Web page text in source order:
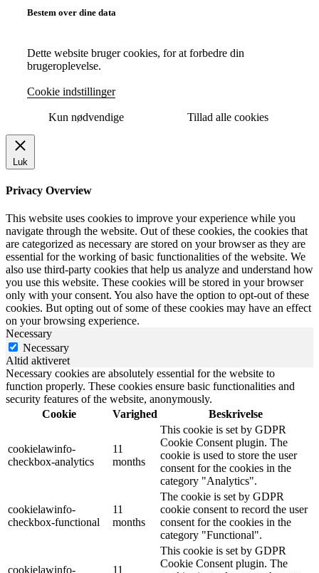
Bestem over dine data
Dette website bruger cookies, for at forbedre din
brugeroplevelse.
Cookie indstillinger
Kun nødvendige Tillad alle cookies
Luk
Privacy Overview
This website uses cookies to improve your experience while you
navigate through the website. Out of these cookies, the cookies that
are categorized as necessary are stored on your browser as they are
essential for the working of basic functionalities of the website. We
also use third-party cookies that help us analyze and understand how
you use this website. These cookies will be stored in your browser
only with your consent. You also have the option to opt-out of these
cookies. But opting out of some of these cookies may have an effect
on your browsing experience.
Necessary
Necessary
Altid aktiveret
Necessary cookies are absolutely essential for the website to
function properly. These cookies ensure basic functionalities and
security features of the website, anonymously.
Cookie
Varighed Beskrivelse
cookielawinfo-
checkbox-analytics
11
months
This cookie is set by GDPR
Cookie Consent plugin. The
cookie is used to store the user
consent for the cookies in the
category "Analytics".
cookielawinfo-
checkbox-functional
11
months
The cookie is set by GDPR
cookie consent to record the user
consent for the cookies in the
category "Functional".
cookielawinfo-
11
This cookie is set by GDPR
Cookie Consent plugin. The